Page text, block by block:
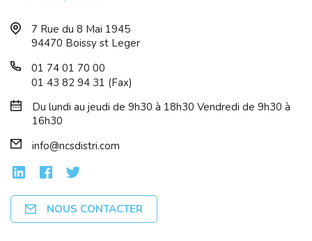
7 Rue du 8 Mai 1945
94470 Boissy st Leger
01 74 01 70 00
01 43 82 94 31 (Fax)
Du lundi au jeudi de 9h30 à 18h30 Vendredi de 9h30 à
16h30
info@ncsdistri.com
NOUS CONTACTER